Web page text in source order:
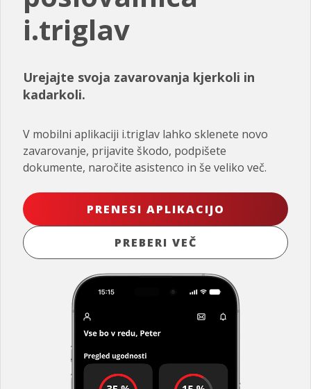
i.triglav
Urejajte svoja zavarovanja kjerkoli in
kadarkoli.
V mobilni aplikaciji i.triglav lahko sklenete novo
zavarovanje, prijavite škodo, podpišete
dokumente, naročite asistenco in še veliko več.
PRENESI APLIKACIJO
PREBERI VEČ